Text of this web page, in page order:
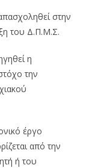
στην
του Δ.Π.Μ.Σ.
η
την
έργο
από την
ή του